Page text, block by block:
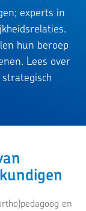
experts in
hun beroep
Lees over
en